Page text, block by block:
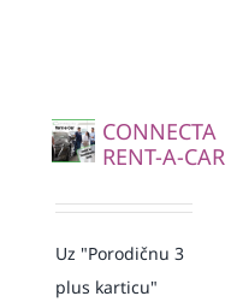
CONNECTA
RENT-A-CAR
Uz "Porodičnu 3
plus karticu"